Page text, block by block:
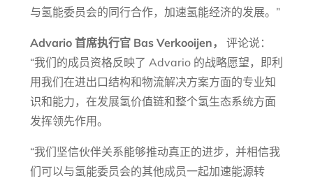
与氢能委员会的同行合作，加速氢能经济的发展。”
Advario 首席执行官 Bas Verkooijen，
评论说：
“我们的成员资格反映了 Advario 的战略愿望，即利
用我们在进出口结构和物流解决方案方面的专业知
识和能力，在发展氢价值链和整个氢生态系统方面
发挥领先作用。
“我们坚信伙伴关系能够推动真正的进步，并相信我
们可以与氢能委员会的其他成员一起加速能源转